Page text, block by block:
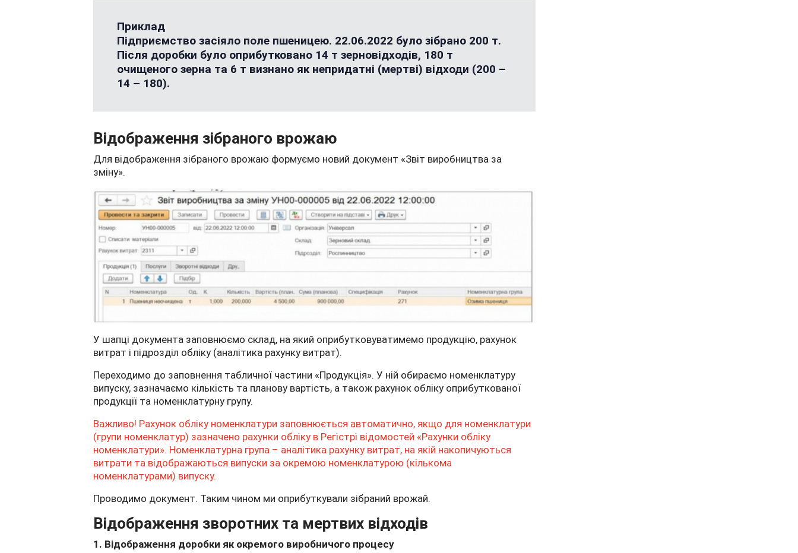
Приклад
Підприємство засіяло поле пшеницею. 22.06.2022 було зібрано 200 т.
Після доробки було оприбутковано 14 т зерновідходів, 180 т
очищеного зерна та 6 т визнано як непридатні (мертві) відходи (200 –
14 – 180).
Відображення зібраного врожаю
Для відображення зібраного врожаю формуємо новий документ «Звіт виробництва за
зміну».
У шапці документа заповнюємо склад, на який оприбутковуватимемо продукцію, рахунок
витрат і підрозділ обліку (аналітика рахунку витрат).
Переходимо до заповнення табличної частини «Продукція». У ній обираємо номенклатуру
випуску, зазначаємо кількість та планову вартість, а також рахунок обліку оприбуткованої
продукції та номенклатурну групу.
Важливо! Рахунок обліку номенклатури заповнюється автоматично, якщо для номенклатури
(групи номенклатур) зазначено рахунки обліку в Регістрі відомостей «Рахунки обліку
номенклатури». Номенклатурна група – аналітика рахунку витрат, на якій накопичуються
витрати та відображаються випуски за окремою номенклатурою (кількома
номенклатурами) випуску.
Проводимо документ. Таким чином ми оприбуткували зібраний врожай.
Відображення зворотних та мертвих відходів
1. Відображення доробки як окремого виробничого процесу